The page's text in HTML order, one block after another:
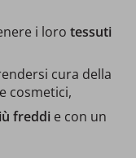
i loro tessuti
cura della
cosmetici,
freddi e con un